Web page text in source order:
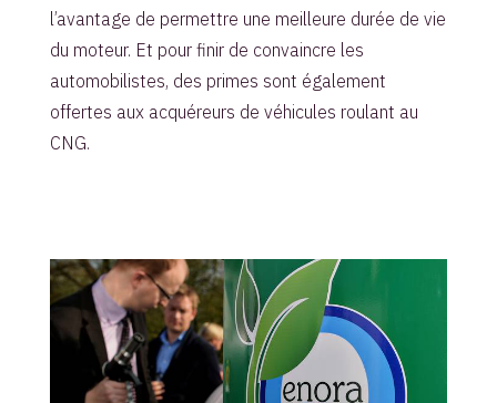
l’avantage de permettre une meilleure durée de vie
du moteur. Et pour finir de convaincre les
automobilistes, des primes sont également
offertes aux acquéreurs de véhicules roulant au
CNG.